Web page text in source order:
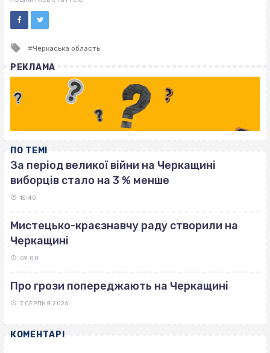
Tagged
Черкаська область
РЕКЛАМА
ПО ТЕМІ
За період великої війни на Черкащині
виборців стало на 3 % менше
15:40
Мистецько-краєзнавчу раду створили на
Черкащині
09:00
Про грози попереджають на Черкащині
7 СЕРПНЯ 2026
КОМЕНТАРІ